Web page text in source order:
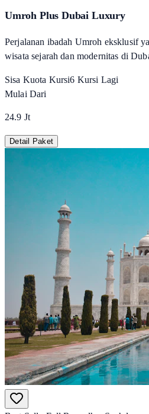
Umroh Plus Dubai Luxury
Perjalanan ibadah Umroh eksklusif
wisata sejarah dan modernitas di
Sisa Kuota Kursi6 Kursi Lagi
Mulai Dari
24.9 Jt
Detail Paket